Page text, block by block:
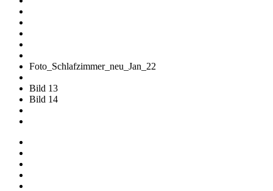
Foto_Schlafzimmer_neu_Jan_22
Bild 13
Bild 14